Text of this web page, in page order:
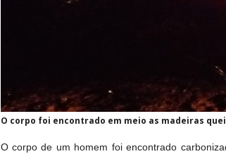
O corpo foi encontrado em meio as madeiras
O corpo de um homem foi encontrado